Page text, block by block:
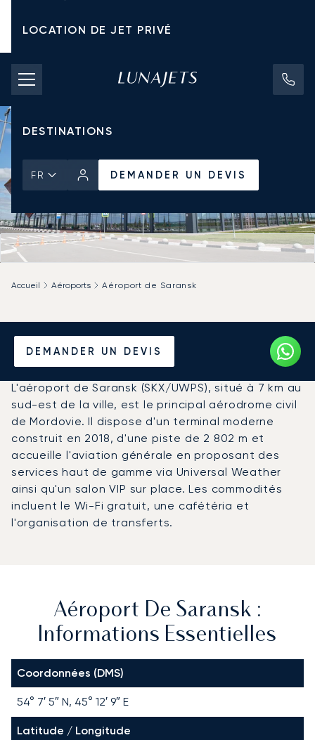
LOCATION DE JET PRIVÉ
TARIFS D'AFFRÈTEMENT
JETS PRIVÉS
DESTINATIONS
FR DEMANDER UN DEVIS
DEMANDER UN DEVIS
Accueil Aéroports Aéroport de Saransk
Louer un Jet Privé de/vers
l'Aéroport de Saransk
L'aéroport de Saransk (SKX/UWPS), situé à 7 km au
sud-est de la ville, est le principal aérodrome civil
de Mordovie. Il dispose d'un terminal moderne
construit en 2018, d'une piste de 2 802 m et
accueille l'aviation générale en proposant des
services haut de gamme via Universal Weather
ainsi qu'un salon VIP sur place. Les commodités
incluent le Wi-Fi gratuit, une cafétéria et
l'organisation de transferts.
Aéroport De Saransk :
Informations Essentielles
Coordonnées (DMS)
54° 7′ 5″ N, 45° 12′ 9″ E
Latitude / Longitude